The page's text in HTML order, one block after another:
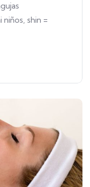
shin =